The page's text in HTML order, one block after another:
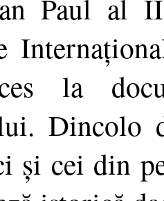
Paul al
la
Dincolo
şi cei din